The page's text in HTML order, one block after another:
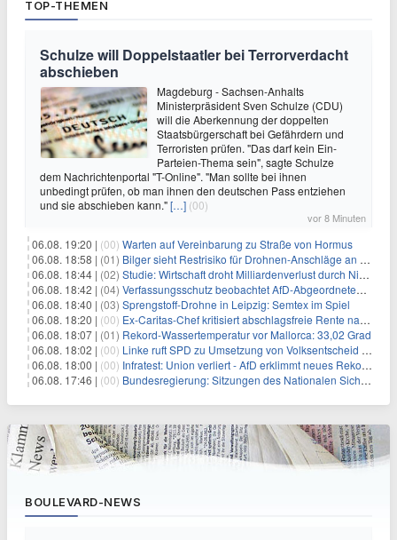
TOP-THEMEN
Schulze will Doppelstaatler bei Terrorverdacht
abschieben
Magdeburg - Sachsen-Anhalts
Ministerpräsident Sven Schulze (CDU)
will die Aberkennung der doppelten
Staatsbürgerschaft bei Gefährdern und
Terroristen prüfen. "Das darf kein Ein-
Parteien-Thema sein", sagte Schulze
dem Nachrichtenportal "T-Online". "Man sollte bei ihnen
unbedingt prüfen, ob man ihnen den deutschen Pass entziehen
und sie abschieben kann."[…] (00)
vor 8 Minuten
06.08. 19:20 | (00) Warten auf Vereinbarung zu Straße von Hormus
06.08. 18:58 | (01) Bilger sieht Restrisiko für Drohnen-Anschläge an Flughäfen
06.08. 18:44 | (02) Studie: Wirtschaft droht Milliardenverlust durch Niedrigwasser
06.08. 18:42 | (04) Verfassungsschutz beobachtet AfD-Abgeordneten Nolte
06.08. 18:40 | (03) Sprengstoff-Drohne in Leipzig: Semtex im Spiel
06.08. 18:20 | (00) Ex-Caritas-Chef kritisiert abschlagsfreie Rente nach 45 Jahren
06.08. 18:07 | (01) Rekord-Wassertemperatur vor Mallorca: 33,02 Grad
06.08. 18:02 | (00) Linke ruft SPD zu Umsetzung von Volksentscheid auf
06.08. 18:00 | (00) Infratest: Union verliert - AfD erklimmt neues Rekordhoch
06.08. 17:46 | (00) Bundesregierung: Sitzungen des Nationalen Sicherheitsrates geheim
BOULEVARD-NEWS